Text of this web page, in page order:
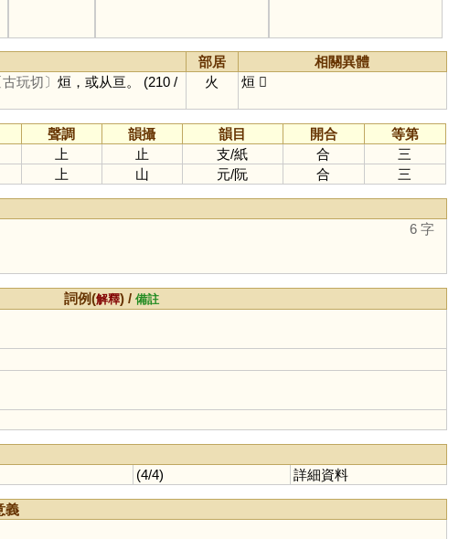
部居
相關異體
古玩切〕 烜，或从亘。 (210 /
火 烜 𤉑
聲調 韻攝 韻目 開合
等第
上 止 支/紙 合
三
上 山 元/阮 合 三
6 字
詞例(解釋) /備註
(4/4) 詳細資料
義